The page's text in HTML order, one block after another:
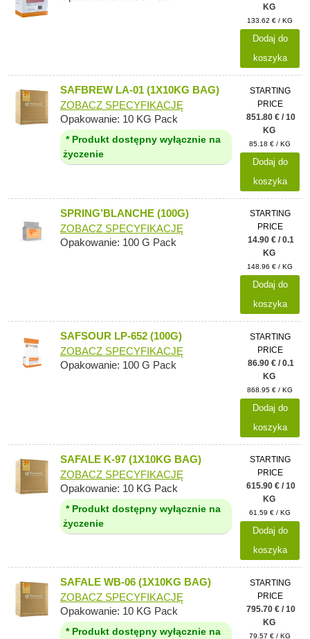
KG
133.62 € / KG
Dodaj do
koszyka
SAFBREW LA-01 (1X10KG BAG)
ZOBACZ SPECYFIKACJĘ
Opakowanie: 10 KG Pack
* Produkt dostępny wyłącznie na
życzenie
STARTING
PRICE
851.80 € / 10
KG
85.18 € / KG
Dodaj do
koszyka
SPRING’BLANCHE (100G)
ZOBACZ SPECYFIKACJĘ
Opakowanie: 100 G Pack
STARTING
PRICE
14.90 € / 0.1
KG
148.96 € / KG
Dodaj do
koszyka
SAFSOUR LP-652 (100G)
ZOBACZ SPECYFIKACJĘ
Opakowanie: 100 G Pack
STARTING
PRICE
86.90 € / 0.1
KG
868.95 € / KG
Dodaj do
koszyka
SAFALE K-97 (1X10KG BAG)
ZOBACZ SPECYFIKACJĘ
Opakowanie: 10 KG Pack
* Produkt dostępny wyłącznie na
życzenie
STARTING
PRICE
615.90 € / 10
KG
61.59 € / KG
Dodaj do
koszyka
SAFALE WB-06 (1X10KG BAG)
ZOBACZ SPECYFIKACJĘ
Opakowanie: 10 KG Pack
* Produkt dostępny wyłącznie na
STARTING
PRICE
795.70 € / 10
KG
79.57 € / KG